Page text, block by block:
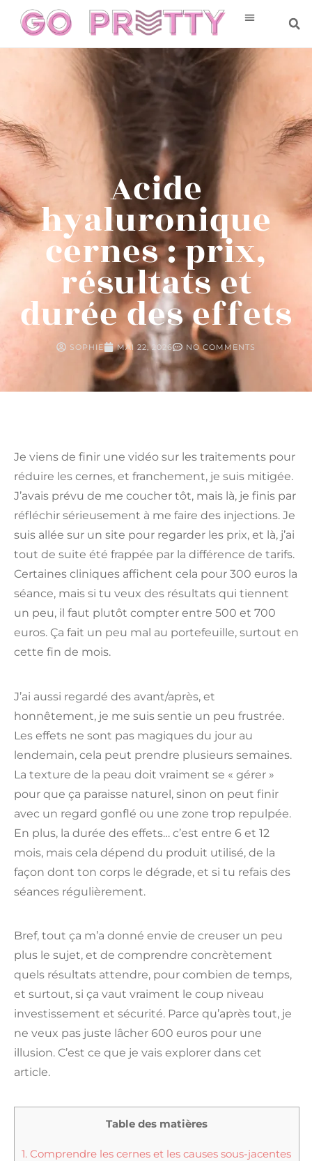
Acide
hyaluronique
cernes : prix,
résultats et
durée des effets
SOPHIE MAI 22, 2026 NO COMMENTS
Je viens de finir une vidéo sur les traitements pour
réduire les cernes, et franchement, je suis mitigée.
J’avais prévu de me coucher tôt, mais là, je finis par
réfléchir sérieusement à me faire des injections. Je
suis allée sur un site pour regarder les prix, et là, j’ai
tout de suite été frappée par la différence de tarifs.
Certaines cliniques affichent cela pour 300 euros la
séance, mais si tu veux des résultats qui tiennent
un peu, il faut plutôt compter entre 500 et 700
euros. Ça fait un peu mal au portefeuille, surtout en
cette fin de mois.
J’ai aussi regardé des avant/après, et
honnêtement, je me suis sentie un peu frustrée.
Les effets ne sont pas magiques du jour au
lendemain, cela peut prendre plusieurs semaines.
La texture de la peau doit vraiment se « gérer »
pour que ça paraisse naturel, sinon on peut finir
avec un regard gonflé ou une zone trop repulpée.
En plus, la durée des effets… c’est entre 6 et 12
mois, mais cela dépend du produit utilisé, de la
façon dont ton corps le dégrade, et si tu refais des
séances régulièrement.
Bref, tout ça m’a donné envie de creuser un peu
plus le sujet, et de comprendre concrètement
quels résultats attendre, pour combien de temps,
et surtout, si ça vaut vraiment le coup niveau
investissement et sécurité. Parce qu’après tout, je
ne veux pas juste lâcher 600 euros pour une
illusion. C’est ce que je vais explorer dans cet
article.
Table des matières
1. Comprendre les cernes et les causes sous-jacentes